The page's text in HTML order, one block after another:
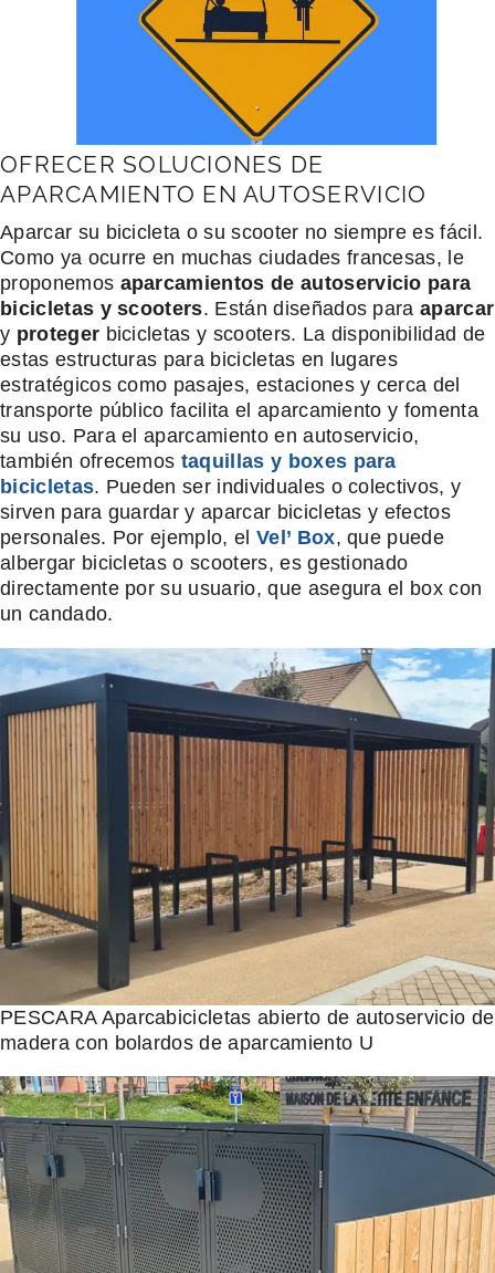
OFRECER SOLUCIONES DE
APARCAMIENTO EN AUTOSERVICIO
Aparcar su bicicleta o su scooter no siempre es fácil.
Como ya ocurre en muchas ciudades francesas, le
proponemos aparcamientos de autoservicio para
bicicletas y scooters. Están diseñados paraaparcar
y proteger bicicletas y scooters. La disponibilidad de
estas estructuras para bicicletas en lugares
estratégicos como pasajes, estaciones y cerca del
transporte público facilita el aparcamiento y fomenta
su uso. Para el aparcamiento en autoservicio,
también ofrecemos taquillas y boxes para
bicicletas. Pueden ser individuales o colectivos, y
sirven para guardar y aparcar bicicletas y efectos
personales. Por ejemplo, el Vel’ Box, que puede
albergar bicicletas o scooters, es gestionado
directamente por su usuario, que asegura el box con
un candado.
PESCARA Aparcabicicletas abierto de autoservicio de
madera con bolardos de aparcamiento U